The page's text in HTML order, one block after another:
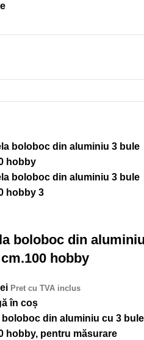
boloboc din
hobby
lei Pret cu TVA inclus
în coș
boloboc din aluminiu cu 3 bule
hobby, pentru măsurare